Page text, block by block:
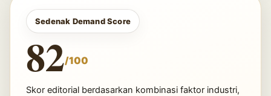
Sedenak Demand Score
82/100
Skor editorial berdasarkan kombinasi faktor industri,